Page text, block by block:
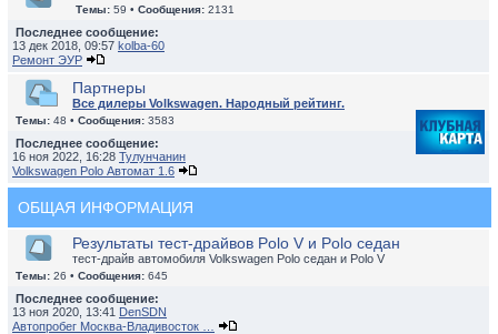
Темы: 59 • Сообщения: 2131
Последнее сообщение:
13 дек 2018, 09:57 kolba-60
Ремонт ЭУР
Партнеры
Все дилеры Volkswagen. Народный рейтинг.
Темы: 48 • Сообщения: 3583
Последнее сообщение:
16 ноя 2022, 16:28 Тулунчанин
Volkswagen Polo Автомат 1.6
ОБЩАЯ ИНФОРМАЦИЯ
Результаты тест-драйвов Polo V и Polo седан
тест-драйв автомобиля Volkswagen Polo седан и Polo V
Темы: 26 • Сообщения: 645
Последнее сообщение:
13 ноя 2020, 13:41 DenSDN
Автопробег Москва-Владивосток …